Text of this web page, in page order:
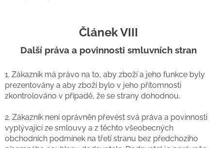
Článek VIII
Další práva a povinnosti smluvních stran
1. Zákazník má právo na to, aby zboží a jeho funkce byly
prezentovány a aby zboží bylo v jeho přítomnosti
zkontrolováno v případě, že se strany dohodnou.
2. Zákazník není oprávněn převést svá práva a povinnosti
vyplývající ze smlouvy a z těchto všeobecných
obchodních podmínek na třetí stranu bez předchozího